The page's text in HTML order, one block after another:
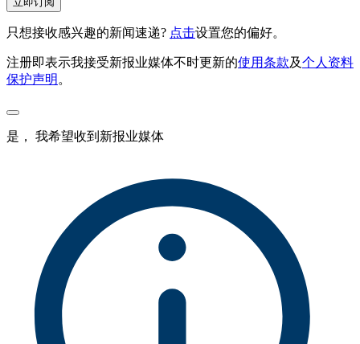
只想接收感兴趣的新闻速递? 点击设置您的偏好。
注册即表示我接受新报业媒体不时更新的使用条款及个人资料
保护声明 。
是， 我希望收到新报业媒体